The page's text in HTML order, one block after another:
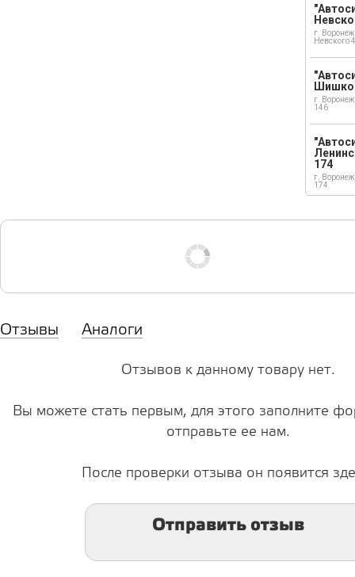
г.
Невского
г.
146
174
г.
174
Отзывы Аналоги
Отзывов к данному товару нет.
Вы можете стать первым, для этого заполните
отправьте ее нам.
После проверки отзыва он появится
Отправить отзыв